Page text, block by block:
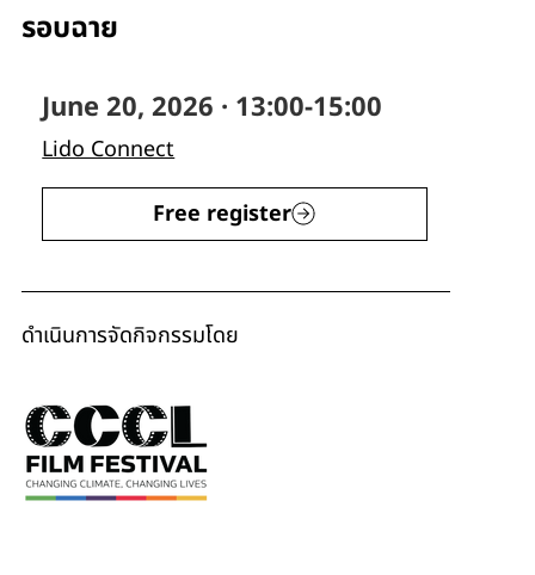
รอบฉาย
June 20, 2026 · 13:00-15:00
Lido Connect
Free register
ดำเนินการจัดกิจกรรมโดย